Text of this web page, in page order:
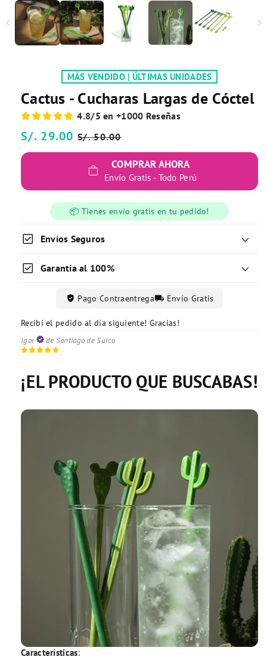
MÁS VENDIDO | ÚLTIMAS UNIDADES
Cactus - Cucharas Largas de Cóctel
4.8/5 en +1000 Reseñas
Precio
habitual
S/. 29.00 Precio
de
oferta
S/. 50.00
COMPRAR AHORA
Envío Gratis - Todo Perú
📦 Tienes envío gratis en tu pedido!
check_box Envíos Seguros
check_box Garantía al 100%
verified_user Pago Contraentregalocal_shipping Envío Gratis
Recibí el pedido al día siguiente! Gracias!
Igor de Santiago de Surco
Excelente servicio de entrega!
Mayra de Lince
Recibí todo conforme y correctamente!
Vanessa de Magdalena
¡EL PRODUCTO QUE BUSCABAS!
Características: